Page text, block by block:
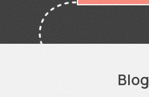
Blog